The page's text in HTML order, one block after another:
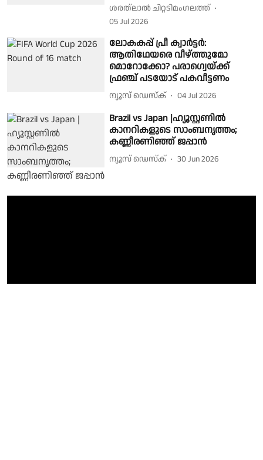
ശരത്‌ലാൽ ചിറ്റടിമംഗലത്ത്
05 Jul 2026
ലോകകപ്പ് പ്രീ ക്വാർട്ടർ:
ആതിഥേയരെ വീഴ്ത്തുമോ
മൊറോക്കോ? പരാഗ്വെയ്ക്ക്
ഫ്രഞ്ച് പടയോട് പകവീട്ടണം
ന്യൂസ് ഡെസ്ക് 04 Jul 2026
Brazil vs Japan |ഹ്യൂസ്റ്റണിൽ
കാനറികളുടെ സാംബനൃത്തം;
കണ്ണീരണിഞ്ഞ് ജപ്പാൻ
ന്യൂസ് ഡെസ്ക് 30 Jun 2026